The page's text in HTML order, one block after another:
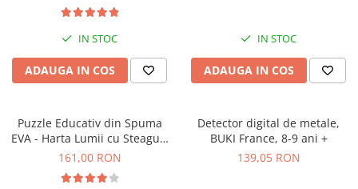
IN STOC
ADAUGA IN COS
IN STOC
ADAUGA IN COS
Puzzle Educativ din Spuma
EVA - Harta Lumii cu Steaguri
si Capitale, Imagimake, 5 ani+
161,00 RON
Detector digital de metale,
BUKI France, 8-9 ani +
139,05 RON